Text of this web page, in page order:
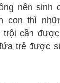
nên sinh
con thì
trội cần
trẻ được